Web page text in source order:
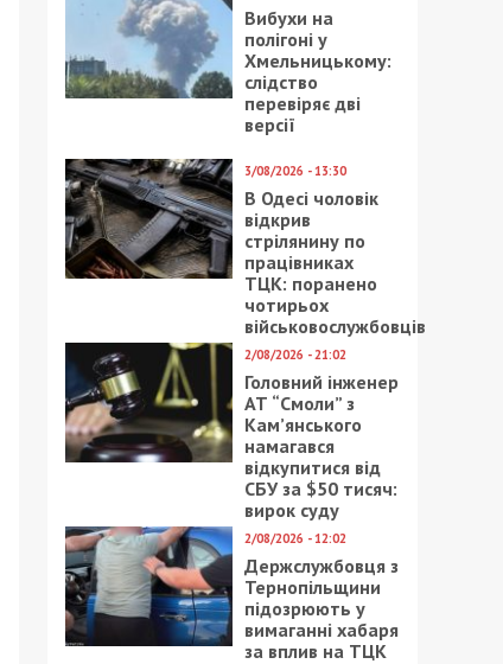
Вибухи на
полігоні у
Хмельницькому:
слідство
перевіряє дві
версії
3/08/2026 - 13:30
В Одесі чоловік
відкрив
стрілянину по
працівниках
ТЦК: поранено
чотирьох
військовослужбовців
2/08/2026 - 21:02
Головний інженер
АТ “Смоли” з
Кам’янського
намагався
відкупитися від
СБУ за $50 тисяч:
вирок суду
2/08/2026 - 12:02
Держслужбовця з
Тернопільщини
підозрюють у
вимаганні хабаря
за вплив на ТЦК